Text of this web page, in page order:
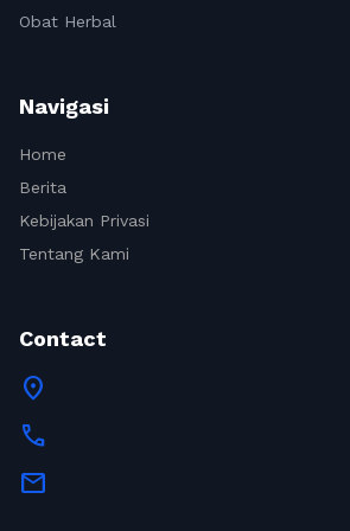
Obat Herbal
Navigasi
Home
Berita
Kebijakan Privasi
Tentang Kami
Contact
location_on
call
mail